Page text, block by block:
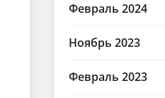
Февраль 2024
Ноябрь 2023
Февраль 2023